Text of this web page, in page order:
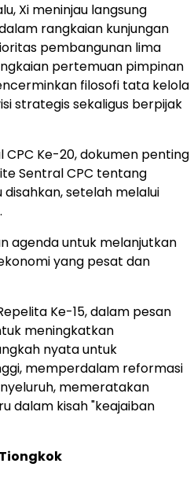
Xi meninjau langsung
rangkaian kunjungan
pembangunan lima
pertemuan pimpinan
filosofi tata kelola
strategis sekaligus berpijak
Ke-20, dokumen penting
Sentral CPC tentang
disahkan, setelah melalui
agenda untuk melanjutkan
yang pesat dan
Ke-15, dalam pesan
meningkatkan
nyata untuk
memperdalam reformasi
memeratakan
dalam kisah "keajaiban